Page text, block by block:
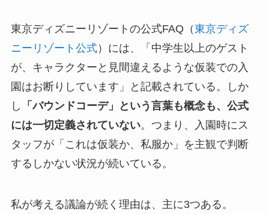
東京ディズニーリゾートの公式FAQ（東京ディズ
ニーリゾート公式）には、「中学生以上のゲスト
が、キャラクターと見間違えるような仮装での入
園はお断りしています」と記載されている。しか
し
「バウンドコーデ」という言葉も概念も、公式
には一切定義されていない。つまり、入園時にス
タッフが「これは仮装か、私服か」を主観で判断
するしかない状況が続いている。
私が考える議論が続く理由は、主に3つある。